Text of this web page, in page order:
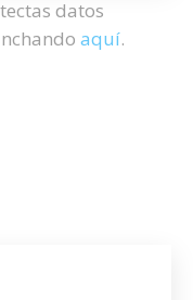
datos
aquí.